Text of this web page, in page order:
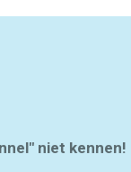
niet kennen!